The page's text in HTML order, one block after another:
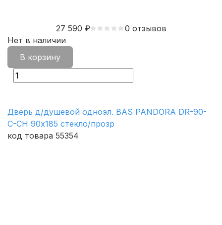
27 590 ₽
0 отзывов
Нет в наличии
В корзину
Дверь д/душевой одноэл. BAS PANDORA DR-90-
C-CH 90х185 стекло/прозр
код товара 55354